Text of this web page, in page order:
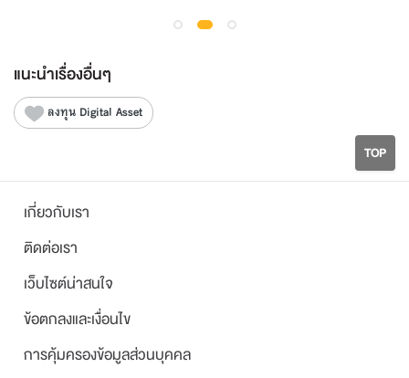
แนะนำเรื่องอื่นๆ
ลงทุน Digital Asset
TOP
เกี่ยวกับเรา
ติดต่อเรา
เว็บไซต์น่าสนใจ
ข้อตกลงและเงื่อนไข
การคุ้มครองข้อมูลส่วนบุคคล